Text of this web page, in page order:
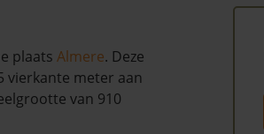
plaats Almere. Deze
vierkante meter aan
van 910